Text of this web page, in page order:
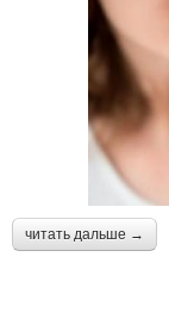
читать дальше →